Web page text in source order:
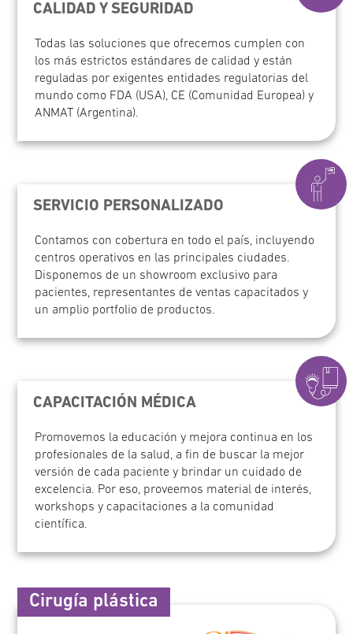
CALIDAD Y SEGURIDAD
Todas las soluciones que ofrecemos cumplen con
los más estrictos estándares de calidad y están
reguladas por exigentes entidades regulatorias del
mundo como FDA (USA), CE (Comunidad Europea) y
ANMAT (Argentina).
SERVICIO PERSONALIZADO
Contamos con cobertura en todo el país, incluyendo
centros operativos en las principales ciudades.
Disponemos de un showroom exclusivo para
pacientes, representantes de ventas capacitados y
un amplio portfolio de productos.
CAPACITACIÓN MÉDICA
Promovemos la educación y mejora continua en los
profesionales de la salud, a fin de buscar la mejor
versión de cada paciente y brindar un cuidado de
excelencia. Por eso, proveemos material de interés,
workshops y capacitaciones a la comunidad
científica.
Cirugía plástica